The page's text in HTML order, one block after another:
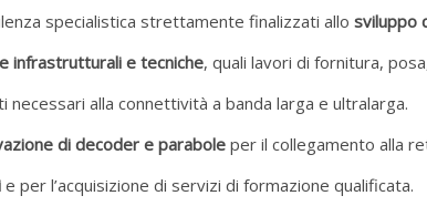
specialistica strettamente finalizzati allo sviluppo
infrastrutturali e tecniche, quali lavori di fornitura,
alla connettività a banda larga e ultralarga.
di decoder e parabole per il collegamento alla
e per l’acquisizione di servizi di formazione qualificata.